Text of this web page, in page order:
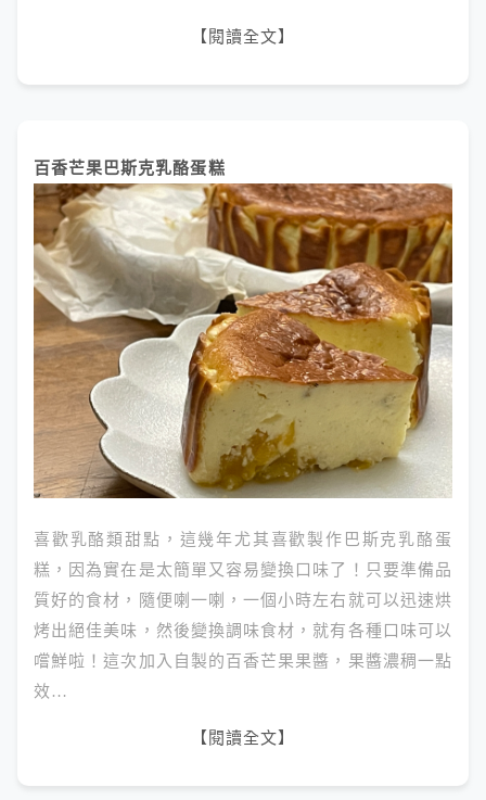
【閱讀全文】
百香芒果巴斯克乳酪蛋糕
喜歡乳酪類甜點，這幾年尤其喜歡製作巴斯克乳酪蛋
糕，因為實在是太簡單又容易變換口味了！只要準備品
質好的食材，隨便喇一喇，一個小時左右就可以迅速烘
烤出絕佳美味，然後變換調味食材，就有各種口味可以
嚐鮮啦！這次加入自製的百香芒果果醬，果醬濃稠一點
效…
【閱讀全文】